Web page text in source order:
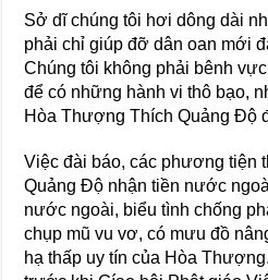
Sở dĩ chúng tôi hơi dông dài
phải chỉ giúp đỡ dân oan mới
Chúng tôi không phải bênh
để có những hành vi thô bạo,
Hòa Thượng Thích Quảng Độ
Việc đài báo, các phương tiện
Quảng Độ nhận tiền nước
nước ngoài, biểu tình chống
chụp mũ vu vơ, có mưu đồ
hạ thấp uy tín của Hòa